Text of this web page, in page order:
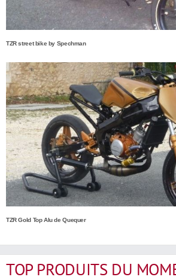
TZR street bike by Spechman
TZR Gold Top Alu de Quequer
TOP PRODUITS DU